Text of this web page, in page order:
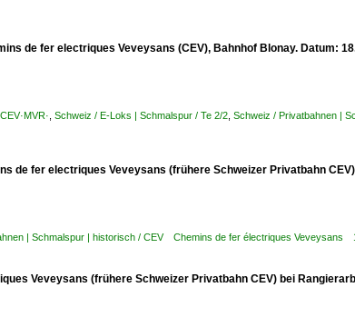
de fer electriques Veveysans (CEV), Bahnhof Blonay. Datum:
Schweiz / E-Loks | Schmalspur / Te 2/2 Schweiz / Privatbahnen |
de fer electriques Veveysans (frühere Schweizer Privatbahn
| Schmalspur | historisch / CEV Chemins de fer électriques Veveysans
Veveysans (frühere Schweizer Privatbahn CEV) bei